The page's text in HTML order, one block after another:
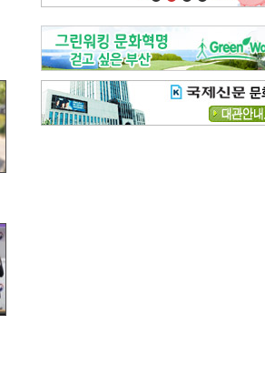
영산회상, 불교음악에서 풍류음악으로
뉴스와 현장[전체보기]
‘800조 투자’ 희비 가른 재생에너지
뜨거워지는 바다, 북쪽으로 열리는 항로
데스크시각[전체보기]
물은 행정구역 경계를 따라 흐르지 않는다